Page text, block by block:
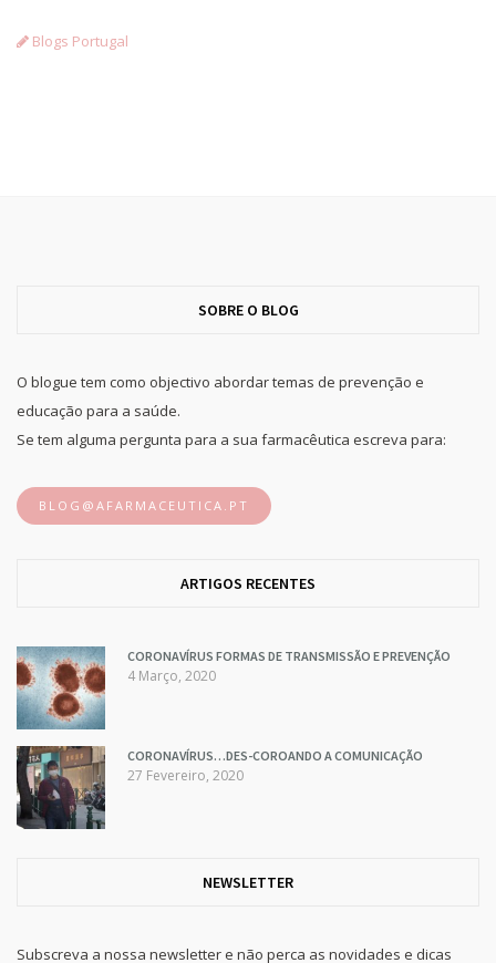
Blogs Portugal
SOBRE O BLOG
O blogue tem como objectivo abordar temas de prevenção e
educação para a saúde.
Se tem alguma pergunta para a sua farmacêutica escreva para:
BLOG@AFARMACEUTICA.PT
ARTIGOS RECENTES
CORONAVÍRUS FORMAS DE TRANSMISSÃO E PREVENÇÃO
4 Março, 2020
CORONAVÍRUS…DES-COROANDO A COMUNICAÇÃO
27 Fevereiro, 2020
NEWSLETTER
Subscreva a nossa newsletter e não perca as novidades e dicas